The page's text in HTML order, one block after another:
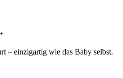
– einzigartig wie das Baby selbst.